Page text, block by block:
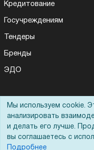
Кредитование
Госучреждениям
Тендеры
Бренды
ЭДО
Помощь
Вопрос-ответ
Реквизиты
Мы используем cookie.
анализировать
и делать его лучше.
вы соглашаетесь с
Подробнее